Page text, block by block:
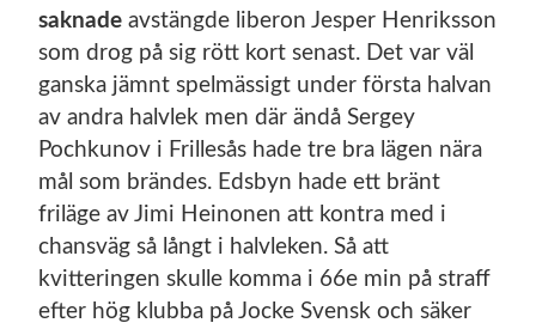
saknade avstängde liberon Jesper Henriksson
som drog på sig rött kort senast. Det var väl
ganska jämnt spelmässigt under första halvan
av andra halvlek men där ändå Sergey
Pochkunov i Frillesås hade tre bra lägen nära
mål som brändes. Edsbyn hade ett bränt
friläge av Jimi Heinonen att kontra med i
chansväg så långt i halvleken. Så att
kvitteringen skulle komma i 66e min på straff
efter hög klubba på Jocke Svensk och säker